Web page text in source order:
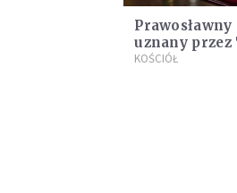
uznany
papieża i
KOŚCIÓŁ